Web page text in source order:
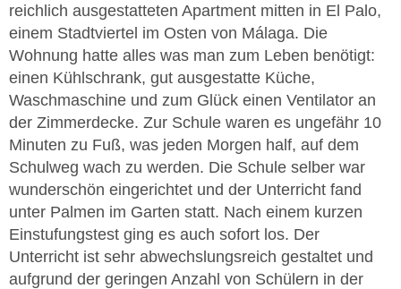
reichlich ausgestatteten Apartment mitten in El Palo,
einem Stadtviertel im Osten von Málaga. Die
Wohnung hatte alles was man zum Leben benötigt:
einen Kühlschrank, gut ausgestatte Küche,
Waschmaschine und zum Glück einen Ventilator an
der Zimmerdecke. Zur Schule waren es ungefähr 10
Minuten zu Fuß, was jeden Morgen half, auf dem
Schulweg wach zu werden. Die Schule selber war
wunderschön eingerichtet und der Unterricht fand
unter Palmen im Garten statt. Nach einem kurzen
Einstufungstest ging es auch sofort los. Der
Unterricht ist sehr abwechslungsreich gestaltet und
aufgrund der geringen Anzahl von Schülern in der